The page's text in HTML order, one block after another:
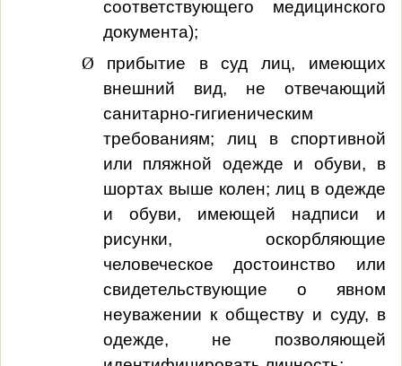
соответствующего медицинского
документа);
Ø
прибытие в суд лиц, имеющих
внешний вид, не отвечающий
санитарно-гигиеническим
требованиям; лиц в спортивной
или пляжной одежде и обуви, в
шортах выше колен; лиц в одежде
и обуви, имеющей надписи и
рисунки, оскорбляющие
человеческое достоинство или
свидетельствующие о явном
неуважении к обществу и суду, в
одежде, не позволяющей